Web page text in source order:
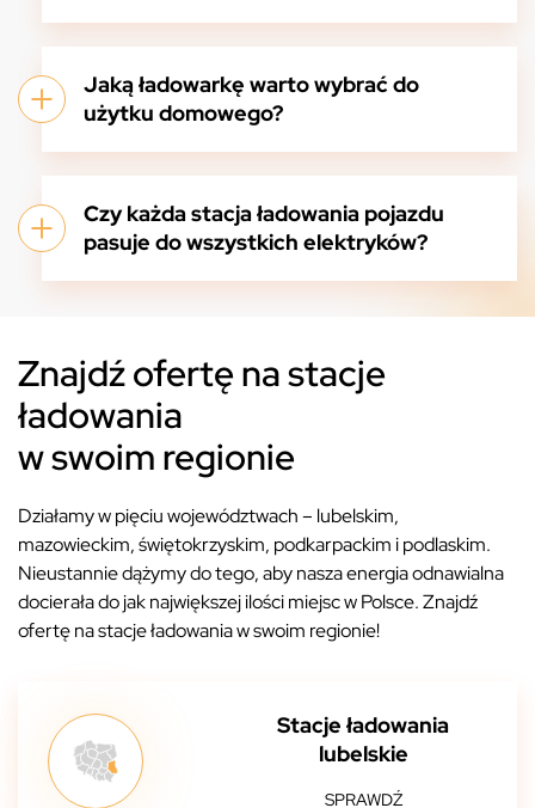
Jaką ładowarkę warto wybrać do
użytku domowego?
Czy każda stacja ładowania pojazdu
pasuje do wszystkich elektryków?
Znajdź ofertę na stacje
ładowania
w swoim regionie
Działamy w pięciu województwach – lubelskim,
mazowieckim, świętokrzyskim, podkarpackim i podlaskim.
Nieustannie dążymy do tego, aby nasza energia odnawialna
docierała do jak największej ilości miejsc w Polsce. Znajdź
ofertę na stacje ładowania w swoim regionie!
Stacje ładowania
lubelskie
SPRAWDŹ